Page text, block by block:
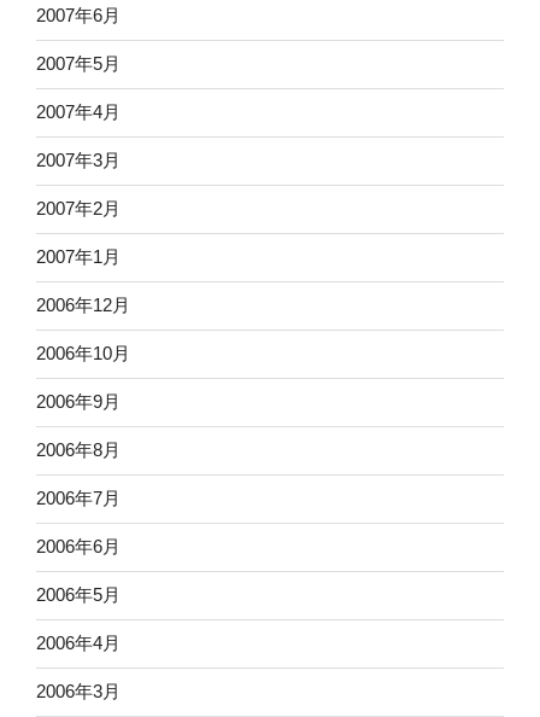
2007年6月
2007年5月
2007年4月
2007年3月
2007年2月
2007年1月
2006年12月
2006年10月
2006年9月
2006年8月
2006年7月
2006年6月
2006年5月
2006年4月
2006年3月